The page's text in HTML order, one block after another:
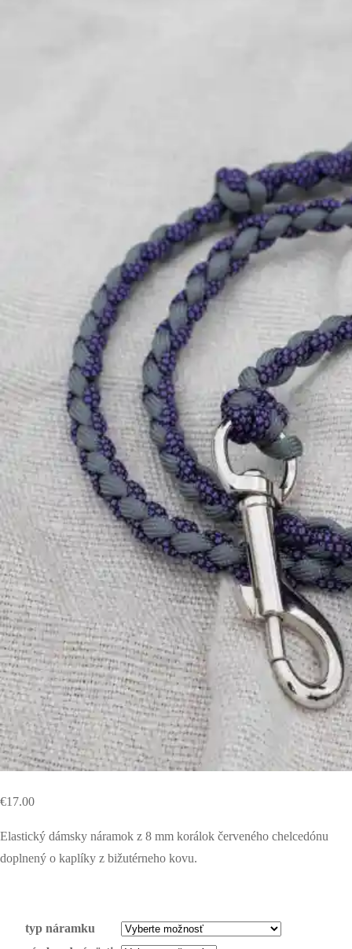
€17.00
Elastický dámsky náramok z 8 mm korálok červeného chelcedónu
doplnený o kaplíky z bižutérneho kovu.
typ náramku